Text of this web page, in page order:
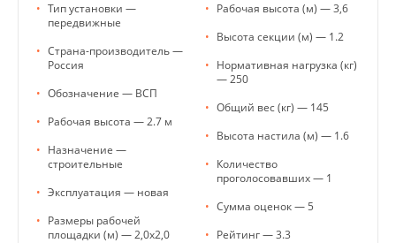
• Тип установки —
передвижные
• Страна-производитель —
Россия
• Обозначение — ВСП
• Рабочая высота — 2.7 м
• Назначение —
строительные
• Эксплуатация — новая
• Размеры рабочей
площадки (м) — 2,0х2,0
• Рабочая высота (м) — 3,6
• Высота секции (м) — 1.2
• Нормативная нагрузка (кг)
— 250
• Общий вес (кг) — 145
• Высота настила (м) — 1.6
• Количество
проголосовавших — 1
• Сумма оценок — 5
• Рейтинг — 3.3